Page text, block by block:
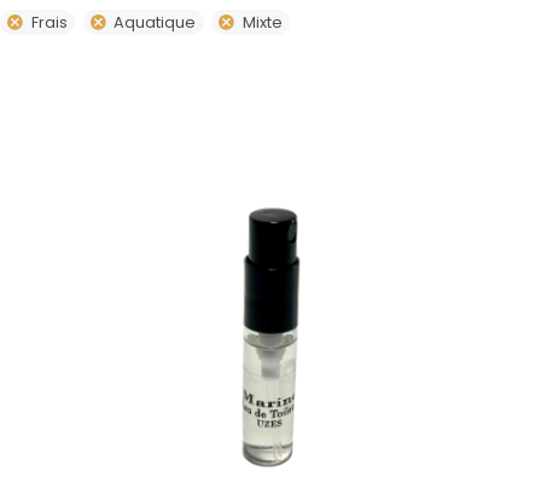
Frais Aquatique Mixte